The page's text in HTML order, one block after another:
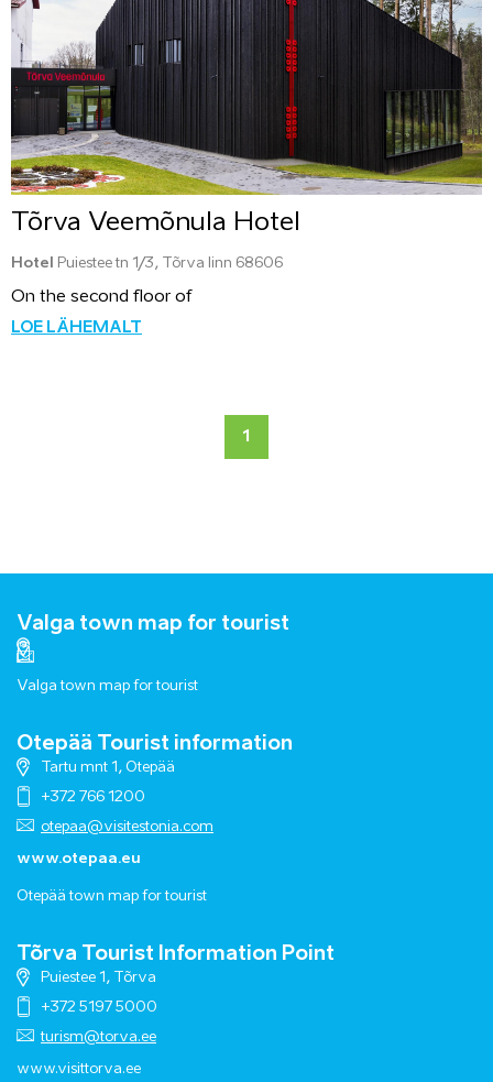
Tõrva Veemõnula Hotel
Hotel Puiestee tn 1/3, Tõrva linn 68606
On the second floor of
LOE LÄHEMALT
1
Valga town map for tourist
Valga town map for tourist
Otepää Tourist information
Tartu mnt 1, Otepää
+372 766 1200
otepaa@visitestonia.com
www.otepaa.eu
Otepää town map for tourist
Tõrva Tourist Information Point
Puiestee 1, Tõrva
+372 5197 5000
turism@torva.ee
www.visittorva.ee